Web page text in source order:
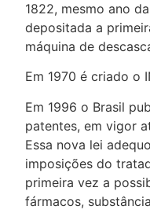
1822, mesmo ano
depositada a
máquina de
Em 1970 é criado o
Em 1996 o Brasil
patentes, em vigor
Essa nova lei
imposições do
primeira vez a
fármacos,